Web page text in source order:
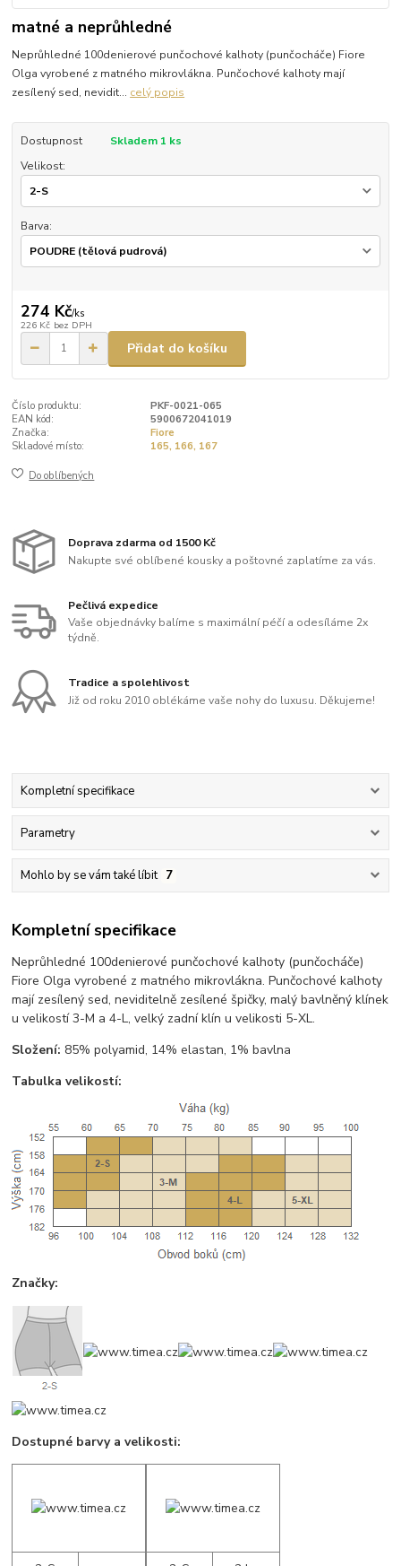
matné a neprůhledné
Neprůhledné 100denierové punčochové kalhoty (punčocháče) Fiore
Olga vyrobené z matného mikrovlákna. Punčochové kalhoty mají
zesílený sed, nevidit... celý popis
Dostupnost
Skladem 1 ks
Velikost:
Barva:
274 Kč/ks
226 Kč bez DPH
Přidat do košíku
Číslo produktu:
PKF-0021-065
EAN kód:
5900672041019
Značka:
Fiore
Skladové místo:
165, 166, 167
Do oblíbených
Doprava zdarma od 1500 Kč
Nakupte své oblíbené kousky a poštovné zaplatíme za vás.
Pečlivá expedice
Vaše objednávky balíme s maximální péčí a odesíláme 2x
týdně.
Tradice a spolehlivost
Již od roku 2010 oblékáme vaše nohy do luxusu. Děkujeme!
Kompletní specifikace
Parametry
Mohlo by se vám také líbit 7
Kompletní specifikace
Neprůhledné 100denierové punčochové kalhoty (punčocháče)
Fiore Olga vyrobené z matného mikrovlákna. Punčochové kalhoty
mají zesílený sed, neviditelně zesílené špičky, malý bavlněný klínek
u velikostí 3-M a 4-L, velký zadní klín u velikosti 5-XL.
Složení: 85% polyamid, 14% elastan, 1% bavlna
Tabulka velikostí:
Značky:
Dostupné barvy a velikosti: